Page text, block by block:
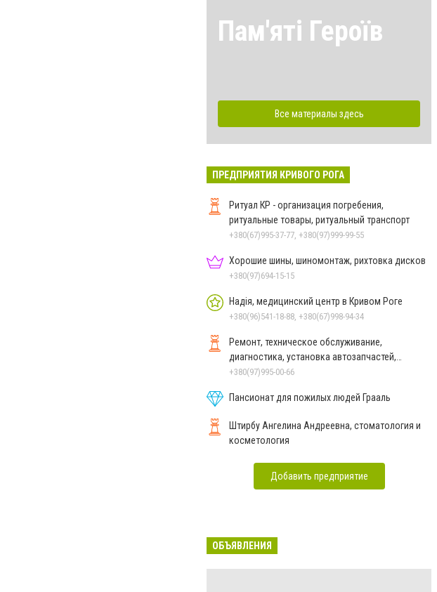
Пам'яті Героїв
Все материалы здесь
ПРЕДПРИЯТИЯ КРИВОГО РОГА
Ритуал КР - организация погребения,
ритуальные товары, ритуальный транспорт
+380(67)995-37-77, +380(97)999-99-55
Хорошие шины, шиномонтаж, рихтовка дисков
+380(97)694-15-15
Надія, медицинский центр в Кривом Роге
+380(96)541-18-88, +380(67)998-94-34
Ремонт, техническое обслуживание,
диагностика, установка автозапчастей,
китайских и азиатских авто
+380(97)995-00-66
Пансионат для пожилых людей Грааль
Штирбу Ангелина Андреевна, стоматология и
косметология
Добавить предприятие
ОБЪЯВЛЕНИЯ